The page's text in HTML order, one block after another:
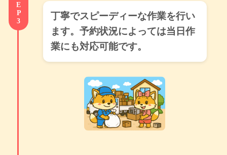
丁寧でスピーディーな作業を行い
ます。予約状況によっては当日作
業にも対応可能です。